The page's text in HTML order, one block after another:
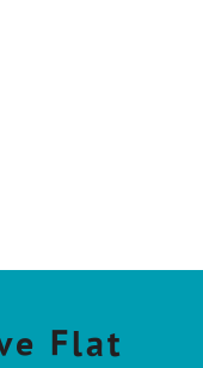
Flat